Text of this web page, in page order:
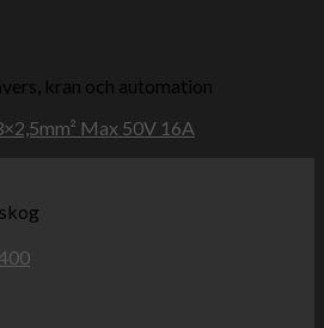
kran och automation
Max 50V 16A